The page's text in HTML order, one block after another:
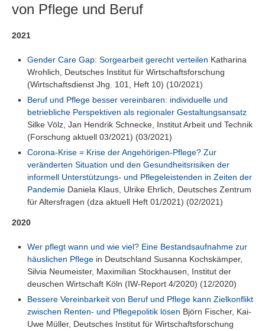
von Pflege und Beruf
2021
Gender Care Gap: Sorgearbeit gerecht verteilen Katharina
Wrohlich, Deutsches Institut für Wirtschaftsforschung
(Wirtschaftsdienst Jhg. 101, Heft 10) (10/2021)
Beruf und Pflege besser vereinbaren: individuelle und
betriebliche Perspektiven als regionaler Gestaltungsansatz
Silke Völz, Jan Hendrik Schnecke, Institut Arbeit und Technik
(Forschung aktuell 03/2021) (03/2021)
Corona-Krise = Krise der Angehörigen-Pflege? Zur
veränderten Situation und den Gesundheitsrisiken der
informell Unterstützungs- und Pflegeleistenden in Zeiten der
PandemieDaniela Klaus, Ulrike Ehrlich, Deutsches Zentrum
für Altersfragen (dza aktuell Heft 01/2021) (02/2021)
2020
Wer pflegt wann und wie viel? Eine Bestandsaufnahme zur
häuslichen Pflegein Deutschland Susanna Kochskämper,
Silvia Neumeister, Maximilian Stockhausen, Institut der
deuschen Wirtschaft Köln (IW-Report 4/2020) (12/2020)
Bessere Vereinbarkeit von Beruf und Pflege kann Zielkonflikt
zwischen Renten- und Pflegepolitik lösen Björn Fischer, Kai-
Uwe Müller, Deutsches Institut für Wirtschaftsforschung